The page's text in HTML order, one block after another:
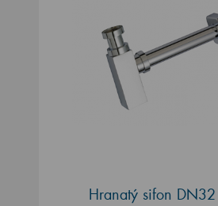
Hranatý sifon